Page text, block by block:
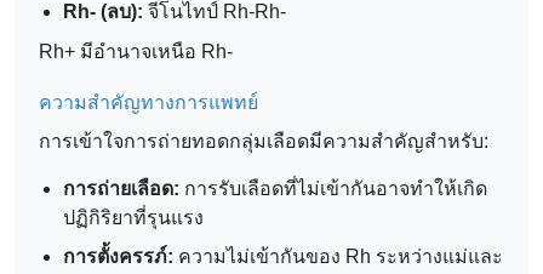
Rh- (ลบ): จีโนไทป์ Rh-Rh-
Rh+ มีอำนาจเหนือ Rh-
ความสำคัญทางการแพทย์
การเข้าใจการถ่ายทอดกลุ่มเลือดมีความสำคัญสำหรับ:
การถ่ายเลือด: การรับเลือดที่ไม่เข้ากันอาจทำให้เกิด
ปฏิกิริยาที่รุนแรง
การตั้งครรภ์: ความไม่เข้ากันของ Rh ระหว่างแม่และ